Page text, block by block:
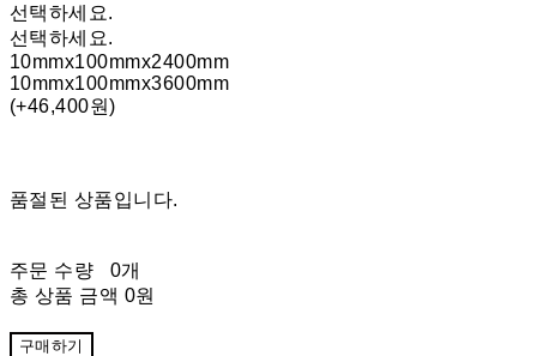
선택하세요.
선택하세요.
10mmx100mmx2400mm
10mmx100mmx3600mm
(+46,400원)
품절된 상품입니다.
주문 수량
0개
총 상품 금액 0원
구매하기